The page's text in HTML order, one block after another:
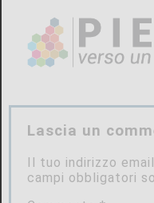
Lascia un
Il tuo indirizzo
campi obbligatori